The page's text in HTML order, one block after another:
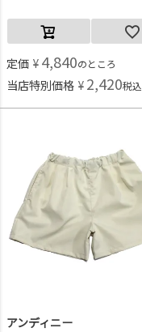
定価 ¥ 4,840のところ
当店特別価格 ¥ 2,420税込
アンディニー